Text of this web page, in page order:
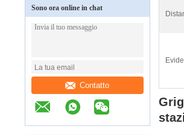
Sono ora online in chat
Contatto